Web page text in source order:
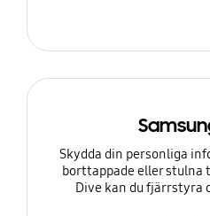
Skydda din personliga
borttappade eller stulna
Dive kan du fjärrstyra